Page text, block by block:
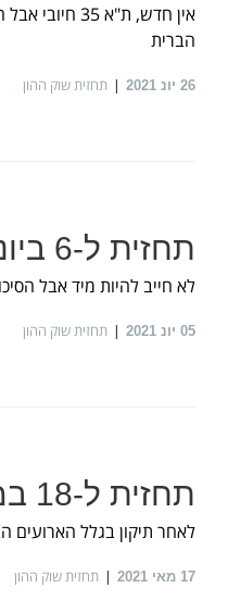
אין חדש, ת"א
הברית
26 יונ 2021 תחזית שוק ההון
תחזית ל-6 ביוני 2021
לא חייב להיות מיד אבל
05 יונ 2021 תחזית שוק ההון
תחזית ל-18 במאי 2021
לאחר תיקון בגלל הארועים
17 מאי 2021 תחזית שוק ההון